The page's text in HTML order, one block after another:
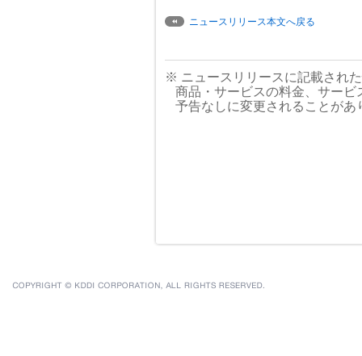
ニュースリリース本文へ戻る
※ ニュースリリースに記載され
商品・サービスの料金、サー
予告なしに変更されることが